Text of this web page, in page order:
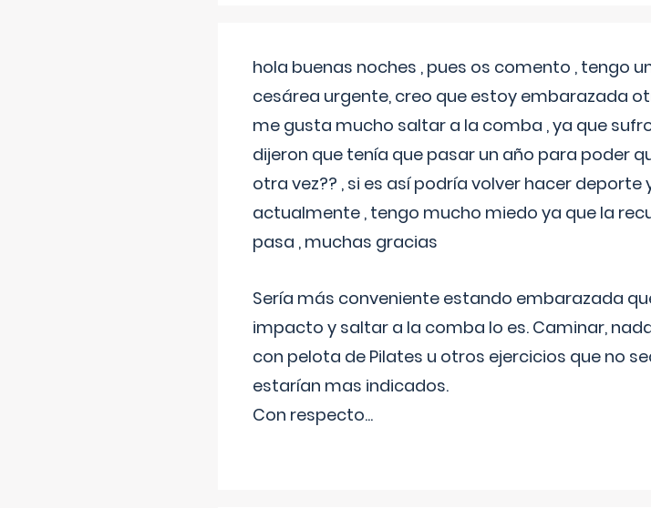
hola buenas noches , pues os comento , tengo
cesárea urgente, creo que estoy embarazada
me gusta mucho saltar a la comba , ya que
dijeron que tenía que pasar un año para poder
otra vez?? , si es así podría volver hacer
actualmente , tengo mucho miedo ya que la
pasa , muchas gracias
Sería más conveniente estando embarazada
impacto y saltar a la comba lo es. Caminar,
con pelota de Pilates u otros ejercicios que no
estarían mas indicados.
Con respecto...